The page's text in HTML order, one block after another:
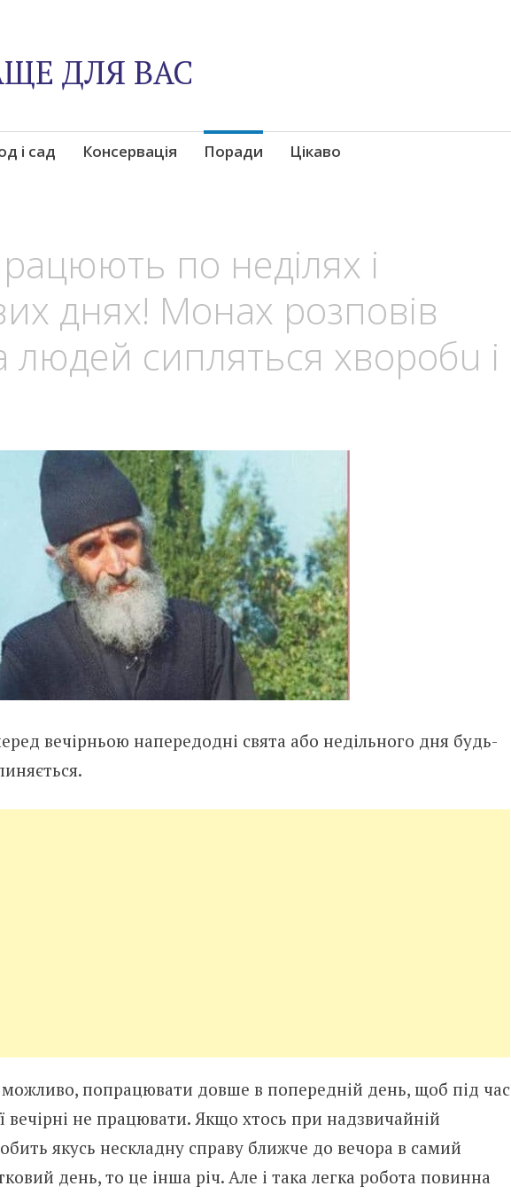
ДЛЯ ВАС
і сад Консервація Поради Цікаво
по неділях і
днях! Монах розповів
людей сипляться хворобu і
вечірньою напередодні свята або недільного дня будь-
попрацювати довше в попередній день, щоб під час
вечірні не працювати. Якщо хтось при надзвичайній
якусь нескладну справу ближче до вечора в самий
день, то це інша річ. Але і така легка робота повинна